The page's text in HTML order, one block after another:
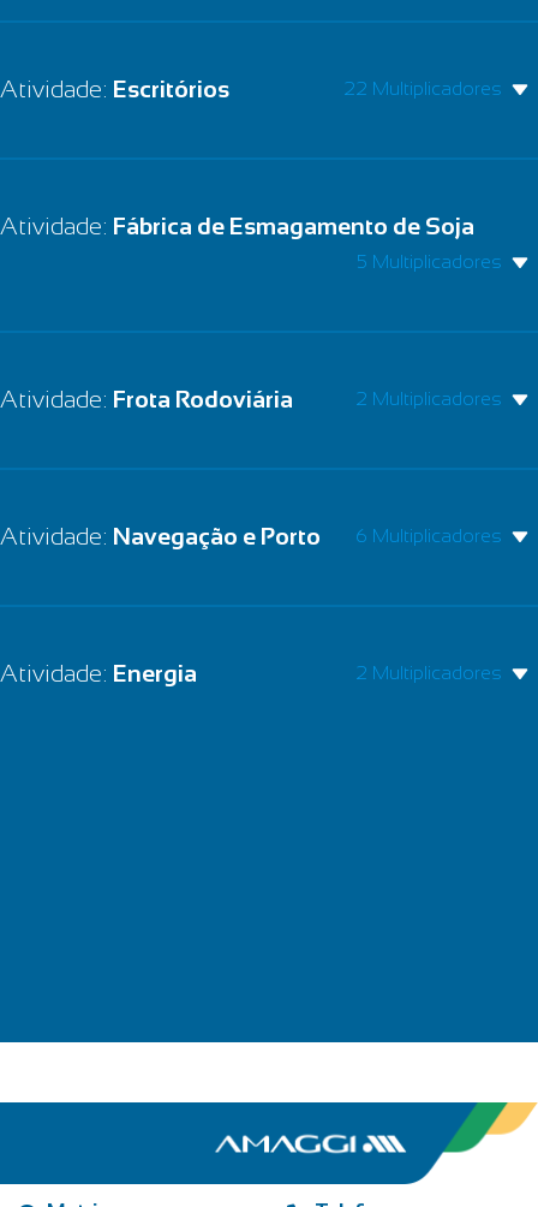
Atividade: Escritórios 22 Multiplicadores
Atividade: Fábrica de Esmagamento de Soja
5 Multiplicadores
Atividade: Frota Rodoviária 2 Multiplicadores
Atividade: Navegação e Porto 6 Multiplicadores
Atividade: Energia 2 Multiplicadores